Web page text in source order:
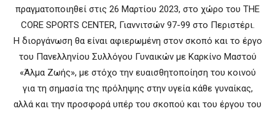
πραγματοποιηθεί στις 26 Μαρτίου 2023, στο χώρο του THE
CORE SPORTS CENTER, Γιαννιτσών 97-99 στο Περιστέρι.
Η διοργάνωση θα είναι αφιερωμένη στον σκοπό και το έργο
του Πανελληνίου Συλλόγου Γυναικών με Καρκίνο Μαστού
«Άλμα Ζωής», με στόχο την ευαισθητοποίηση του κοινού
για τη σημασία της πρόληψης στην υγεία κάθε γυναίκας,
αλλά και την προσφορά υπέρ του σκοπού και του έργου του